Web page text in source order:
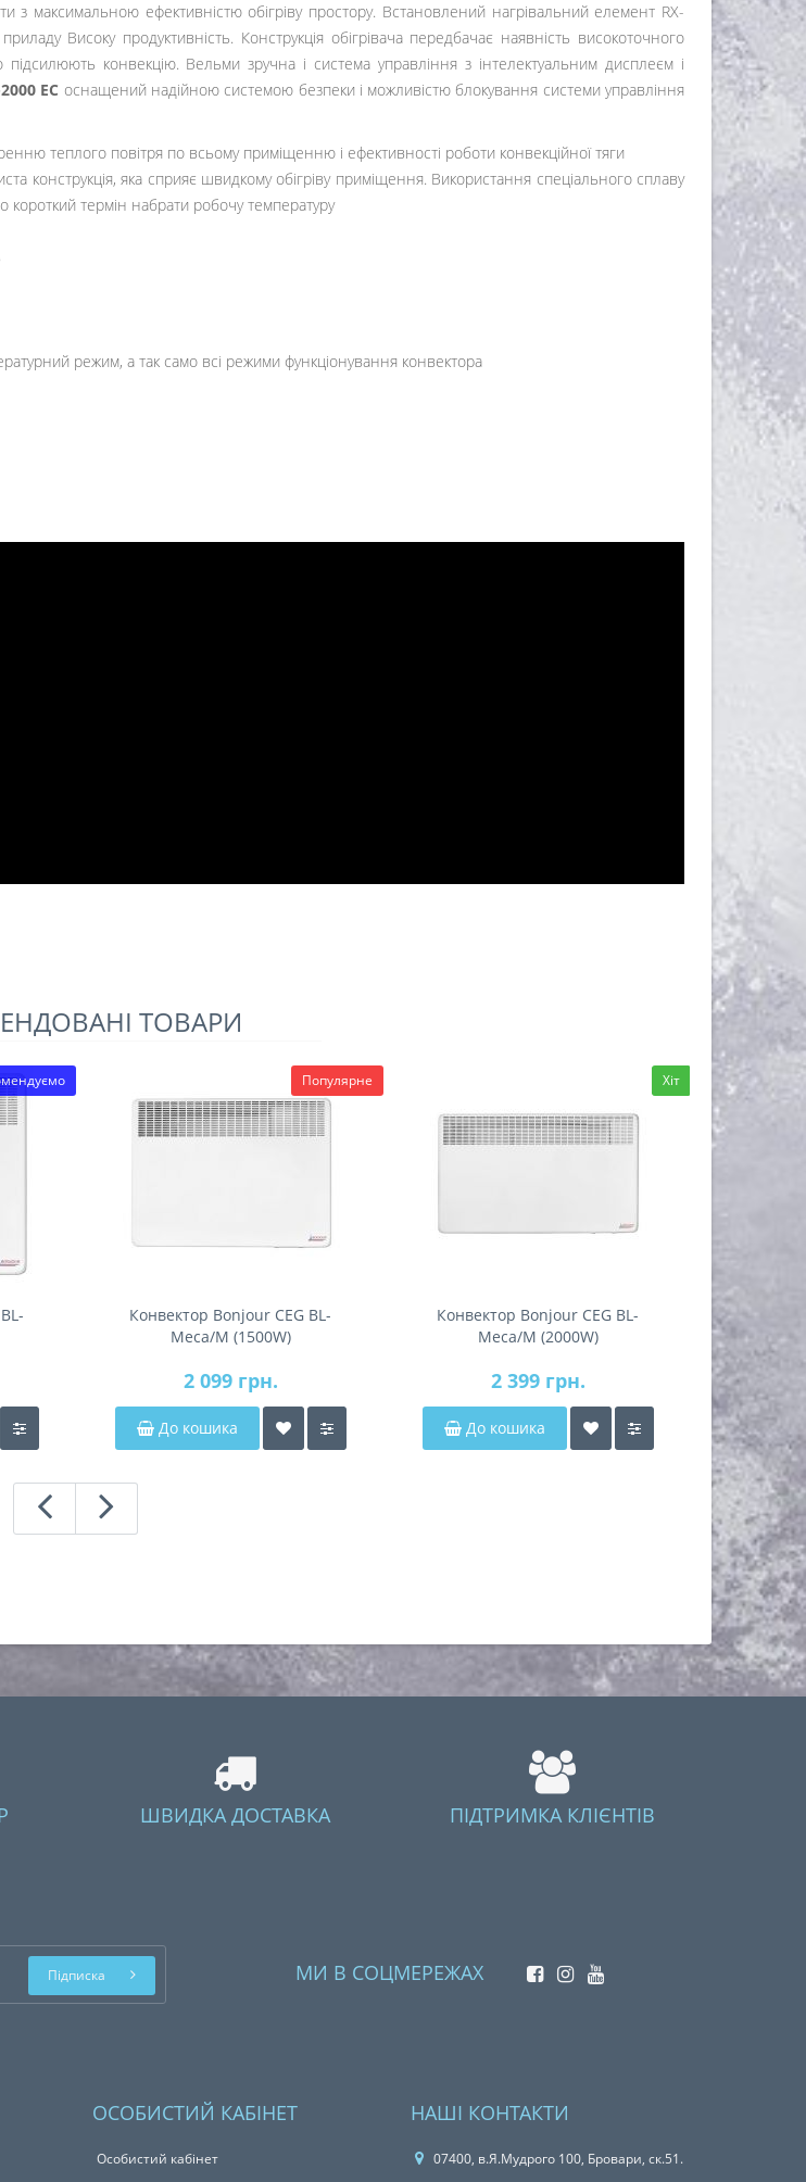
максимальною ефективністю обігріву простору. Встановлений нагрівальний елемент RX-
Високу продуктивність. Конструкція обігрівача передбачає наявність високоточного
конвекцію. Вельми зручна і система управління з інтелектуальним дисплеєм і
EC оснащений надійною системою безпеки і можливістю блокування системи управління
теплого повітря по всьому приміщенню і ефективності роботи конвекційної тяги
конструкція, яка сприяє швидкому обігріву приміщення. Використання спеціального сплаву
короткий термін набрати робочу температуру
режим, а так само всі режими функціонування конвектора
ТОВАРИ
Популярне
Конвектор Bonjour CEG BL-
Meca/M (1500W)
2 099 грн.
До кошика
Хіт
Конвектор Bonjour CEG BL-
Meca/M (2000W)
2 399 грн.
До кошика
1000 МC
ШВИДКА ДОСТАВКА ПІДТРИМКА КЛІЄНТІВ
Підписка МИ В СОЦМЕРЕЖАХ
ОСОБИСТИЙ КАБІНЕТ
Особистий кабінет
НАШІ КОНТАКТИ
07400, в.Я.Мудрого 100, Бровари, ск.51.